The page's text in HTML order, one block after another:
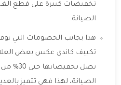
تخفيضات كبيرة على قطع
الصيانة.
هذا بجانب الخصومات التي
تكييف كاندى عكس بعض
تصل
الصيانة، لهذا فهي تتميز